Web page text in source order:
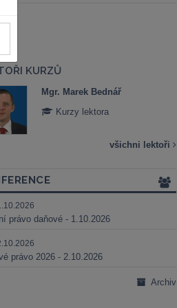
KURZŮ
Mgr. Marek Bednář
Kurzy lektora
všichni lektoři
právo daňové - 1.10.2026
právo 2026 - 2.10.2026
Archiv